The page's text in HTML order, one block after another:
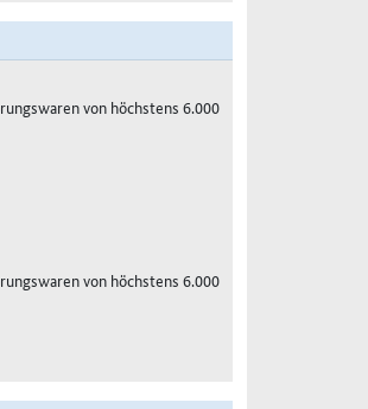
von höchstens 6.000
von höchstens 6.000